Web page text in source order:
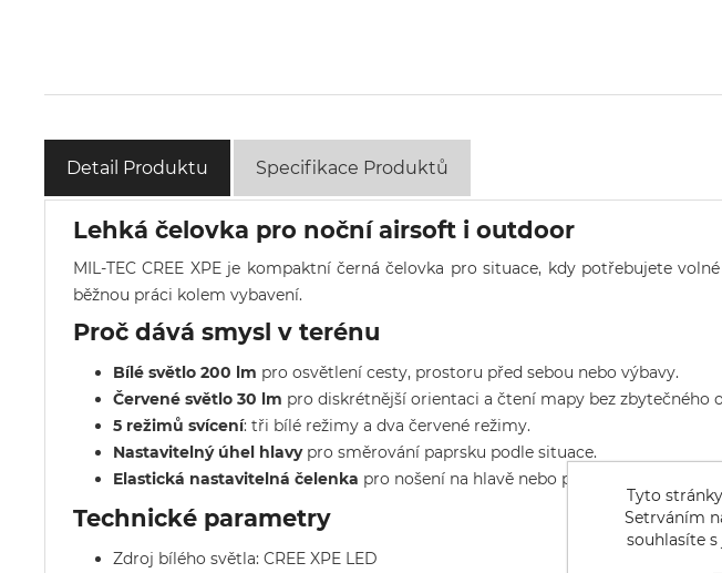
Detail Produktu Specifikace Produktů
Lehká čelovka pro noční airsoft i outdoor
MIL-TEC CREE XPE je kompaktní černá čelovka pro situace, kdy potřebujete
běžnou práci kolem vybavení.
Proč dává smysl v terénu
Bílé světlo 200 lm pro osvětlení cesty, prostoru před sebou nebo výbavy.
Červené světlo 30 lm pro diskrétnější orientaci a čtení mapy bez zbytečného
5 režimů svícení: tři bílé režimy a dva červené režimy.
Nastavitelný úhel hlavypro směrování paprsku podle situace.
Elastická nastavitelná čelenka pro nošení na hlavě nebo přes lehčí výstroj.
Technické parametry
Zdroj bílého světla: CREE XPE LED
Tyto
Setrváním
souhlasíte